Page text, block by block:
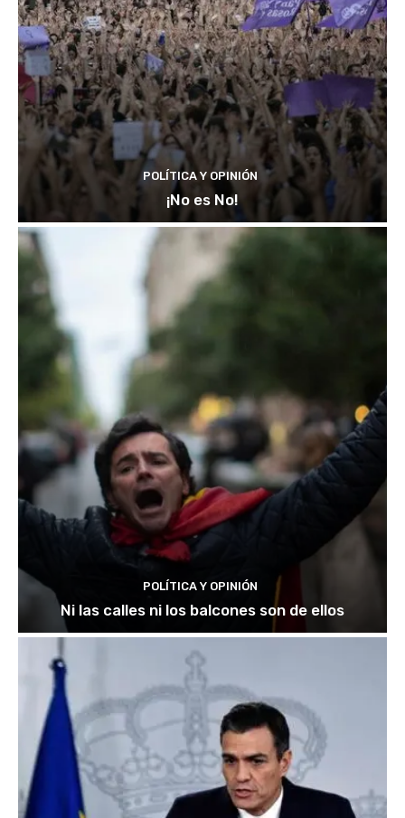
POLÍTICA Y OPINIÓN
¡No es No!
POLÍTICA Y OPINIÓN
Ni las calles ni los balcones son de ellos